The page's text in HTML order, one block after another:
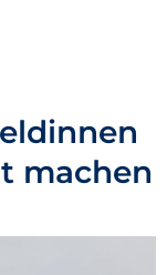
machen